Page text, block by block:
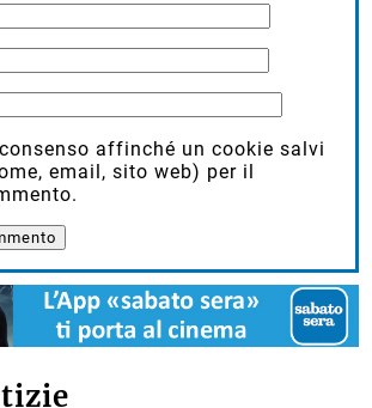
affinché un cookie salvi
email, sito web) per il